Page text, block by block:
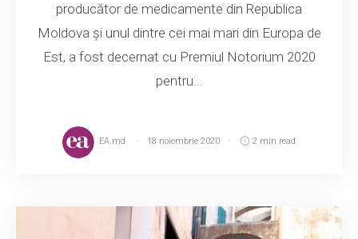
producător de medicamente din Republica
Moldova și unul dintre cei mai mari din Europa de
Est, a fost decernat cu Premiul Notorium 2020
pentru...
EA.md 18 noiembrie 2020 2 min read